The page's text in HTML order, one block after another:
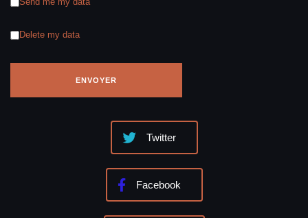
Delete my data
Twitter
Facebook